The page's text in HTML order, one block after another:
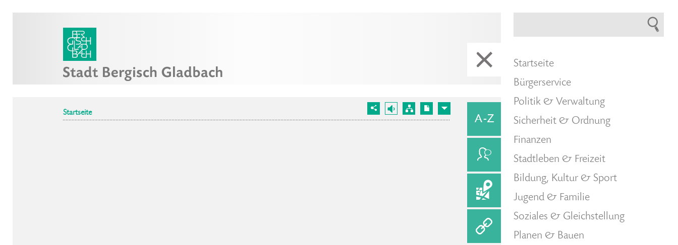
Startseite
Startseite
Bürgerservice
Politik & Verwaltung
Sicherheit & Ordnung
Finanzen
Stadtleben & Freizeit
Bildung, Kultur & Sport
Jugend & Familie
Soziales & Gleichstellung
Planen & Bauen